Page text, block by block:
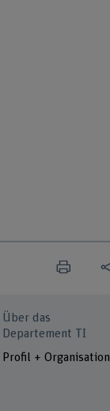
Über das
Departement TI
Profil + Organisation